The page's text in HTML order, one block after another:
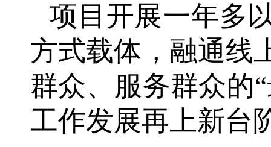
项目开展一年多
方式载体，融通线
群众、服务群众的
工作发展再上新台